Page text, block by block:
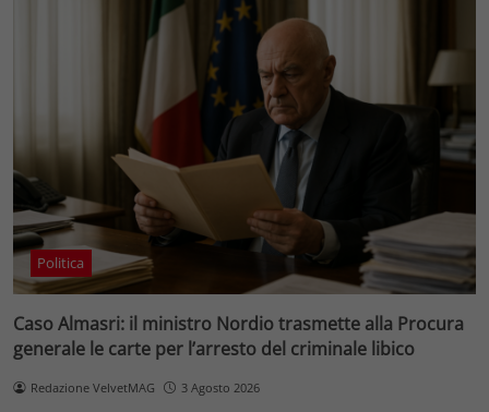
Politica
Caso Almasri: il ministro Nordio trasmette alla Procura
generale le carte per l’arresto del criminale libico
Redazione VelvetMAG 3 Agosto 2026